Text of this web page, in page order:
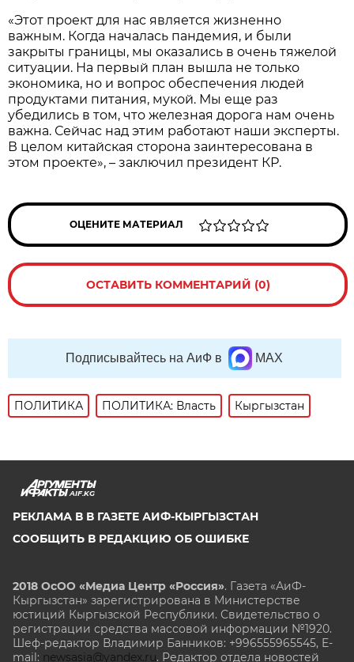
«Этот проект для нас является жизненно
важным. Когда началась пандемия, и были
закрыты границы, мы оказались в очень тяжелой
ситуации. На первый план вышла не только
экономика, но и вопрос обеспечения людей
продуктами питания, мукой. Мы еще раз
убедились в том, что железная дорога нам очень
важна. Сейчас над этим работают наши эксперты.
В целом китайская сторона заинтересована в
этом проекте», – заключил президент КР.
ОЦЕНИТЕ МАТЕРИАЛ
ОСТАВИТЬ КОММЕНТАРИЙ (0)
Подписывайтесь на АиФ в MAX
ПОЛИТИКА ПОЛИТИКА: Власть Кыргызстан
AIF.KG
РЕКЛАМА В В ГАЗЕТЕ АИФ-КЫРГЫЗСТАН
СООБЩИТЬ В РЕДАКЦИЮ ОБ ОШИБКЕ
2018 ОсОО «Медиа Центр «Россия». Газета «АиФ-
Кыргызстан» зарегистрирована в Министерстве
юстиций Кыргызской Республики. Свидетельство о
регистрации средства массовой информации №1920.
Шеф-редактор Владимир Банников: +996555965545, E-
mail: newsasia@yandex.ru. Редактор отдела новостей